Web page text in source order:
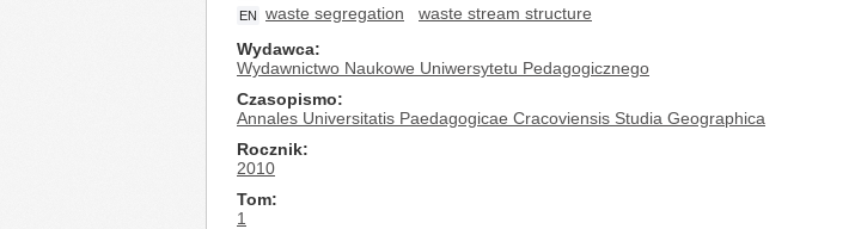
EN waste segregation
waste stream structure
Wydawca
Wydawnictwo Naukowe Uniwersytetu Pedagogicznego
Czasopismo
Annales Universitatis Paedagogicae Cracoviensis Studia Geographica
Rocznik
2010
Tom
1